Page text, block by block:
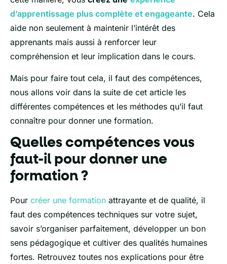
d’apprentissage plus complète et engageante. Cela
aide non seulement à maintenir l’intérêt des
apprenants mais aussi à renforcer leur
compréhension et leur implication dans le cours.
Mais pour faire tout cela, il faut des compétences,
nous allons voir dans la suite de cet article les
différentes compétences et les méthodes qu’il faut
connaître pour donner une formation.
Quelles compétences vous
faut-il pour donner une
formation ?
Pour créer une formation attrayante et de qualité, il
faut des compétences techniques sur votre sujet,
savoir s’organiser parfaitement, développer un bon
sens pédagogique et cultiver des qualités humaines
fortes. Retrouvez toutes nos explications pour être